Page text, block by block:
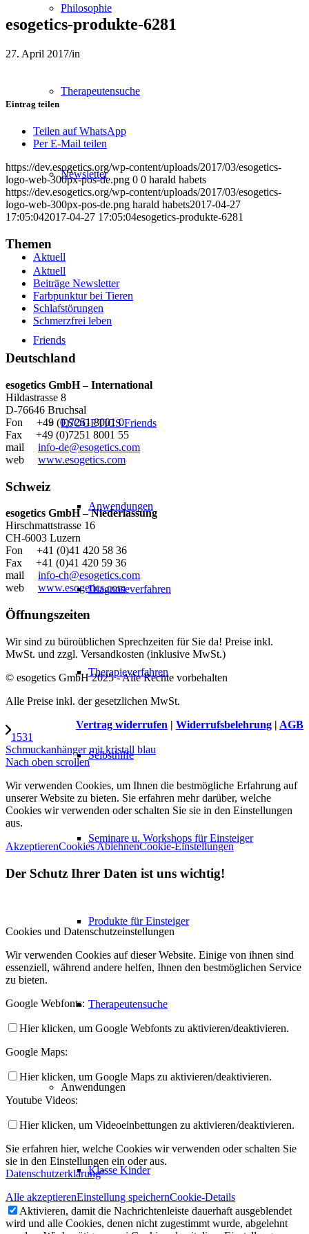
Philosophie
Therapeutensuche
Newsletter
Aktuell
Friends
ESOGETICS Friends
Anwendungen
Diagnoseverfahren
Therapieverfahren
Selbsthilfe
Seminare u. Workshops für Einsteiger
Produkte für Einsteiger
Therapeutensuche
Anwendungen
Klasse Kinder
esogetics-produkte-6281
27. April 2017/in
Eintrag teilen
Teilen auf WhatsApp
Per E-Mail teilen
https://dev.esogetics.org/wp-content/uploads/2017/03/esogetics-
logo-web-300px-pos-de.png 0 0 harald habets
https://dev.esogetics.org/wp-content/uploads/2017/03/esogetics-
logo-web-300px-pos-de.png harald habets2017-04-27
17:05:042017-04-27 17:05:04esogetics-produkte-6281
Themen
Aktuell
Beiträge Newsletter
Farbpunktur bei Tieren
Schlafstörungen
Schmerzfrei leben
Deutschland
esogetics GmbH – International
Hildastrasse 8
D-76646 Bruchsal
Fon +49 (0)7251 8001 0
Fax +49 (0)7251 8001 55
mail info-de@esogetics.com
web www.esogetics.com
Schweiz
esogetics GmbH – Niederlassung
Hirschmattstrasse 16
CH-6003 Luzern
Fon +41 (0)41 420 58 36
Fax +41 (0)41 420 59 36
mail info-ch@esogetics.com
web www.esogetics.com
Öffnungszeiten
Wir sind zu büroüblichen Sprechzeiten für Sie da! Preise inkl.
MwSt. und zzgl. Versandkosten (inklusive MwSt.)
© esogetics GmbH 2025 - Alle Rechte vorbehalten
Alle Preise inkl. der gesetzlichen MwSt.
Vertrag widerrufen | Widerrufsbelehrung | AGB
1531
Schmuckanhänger mit kristall blau
Nach oben scrollen
Wir verwenden Cookies, um Ihnen die bestmögliche Erfahrung auf
unserer Website zu bieten. Sie erfahren mehr darüber, welche
Cookies wir verwenden oder schalten Sie sie in den Einstellungen
aus.
AkzeptierenCookies AblehnenCookie-Einstellungen
Der Schutz Ihrer Daten ist uns wichtig!
Cookies und Datenschutzeinstellungen
Wir verwenden Cookies auf dieser Website. Einige von ihnen sind
essenziell, während andere helfen, Ihnen den bestmöglichen Service
zu bieten.
Google Webfonts:
Hier klicken, um Google Webfonts zu aktivieren/deaktivieren.
Google Maps:
Hier klicken, um Google Maps zu aktivieren/deaktivieren.
Youtube Videos:
Hier klicken, um Videoeinbettungen zu aktivieren/deaktivieren.
Sie erfahren hier, welche Cookies wir verwenden oder schalten Sie
sie in den Einstellungen ein oder aus.
Datenschutzerklärung"
Alle akzeptierenEinstellung speichernCookie-Details
Aktivieren, damit die Nachrichtenleiste dauerhaft ausgeblendet
wird und alle Cookies, denen nicht zugestimmt wurde, abgelehnt